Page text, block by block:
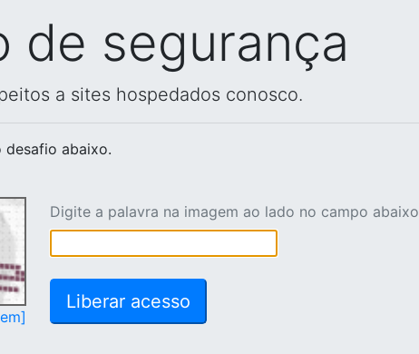
de segurança
a sites hospedados conosco.
desafio abaixo.
Digite a palavra na imagem ao lado no campo abaixo